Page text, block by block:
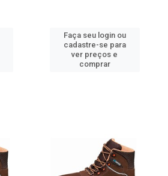
Faça seu login ou
cadastre-se para
ver preços e
comprar